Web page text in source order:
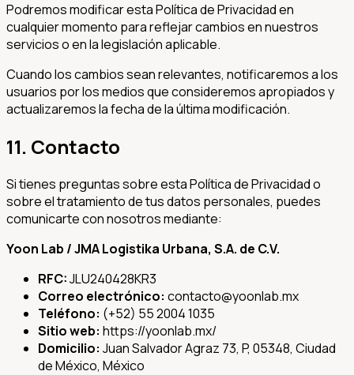
Podremos modificar esta Política de Privacidad en
cualquier momento para reflejar cambios en nuestros
servicios o en la legislación aplicable.
Cuando los cambios sean relevantes, notificaremos a los
usuarios por los medios que consideremos apropiados y
actualizaremos la fecha de la última modificación.
11. Contacto
Si tienes preguntas sobre esta Política de Privacidad o
sobre el tratamiento de tus datos personales, puedes
comunicarte con nosotros mediante:
Yoon Lab / JMA Logistika Urbana, S.A. de C.V.
RFC:JLU240428KR3
Correo electrónico: contacto@yoonlab.mx
Teléfono: (+52) 55 2004 1035
Sitio web: https://yoonlab.mx/
Domicilio: Juan Salvador Agraz 73, P, 05348, Ciudad
de México, México